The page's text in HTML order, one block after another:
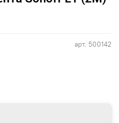
арт. 500142